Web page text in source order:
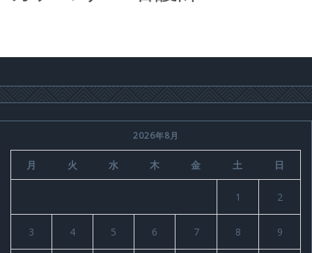
2026年8月
月 火 水 木 金 土 日
1 2
3 4 5 6 7 8 9